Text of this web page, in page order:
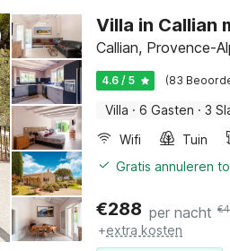
Villa in Callian
Callian, Provence-
4.6 / 5 (83
Villa · 6 Gasten · 3
Wifi
Tuin
Gratis annuleren
€288 per nacht €
+extra kosten